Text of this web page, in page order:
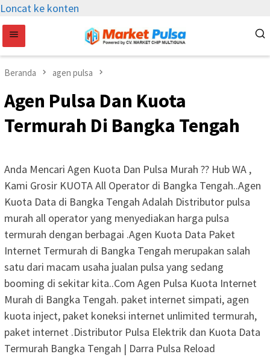
Loncat ke konten
Beranda agen pulsa
Agen Pulsa Dan Kuota
Termurah Di Bangka Tengah
Anda Mencari Agen Kuota Dan Pulsa Murah ?? Hub WA ,
Kami Grosir KUOTA All Operator di Bangka Tengah..Agen
Kuota Data di Bangka Tengah Adalah Distributor pulsa
murah all operator yang menyediakan harga pulsa
termurah dengan berbagai .Agen Kuota Data Paket
Internet Termurah di Bangka Tengah merupakan salah
satu dari macam usaha jualan pulsa yang sedang
booming di sekitar kita..Com Agen Pulsa Kuota Internet
Murah di Bangka Tengah. paket internet simpati, agen
kuota inject, paket koneksi internet unlimited termurah,
paket internet .Distributor Pulsa Elektrik dan Kuota Data
Termurah Bangka Tengah | Darra Pulsa Reload